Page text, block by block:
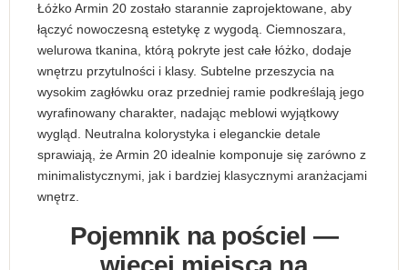
Łóżko Armin 20 zostało starannie zaprojektowane, aby
łączyć nowoczesną estetykę z wygodą. Ciemnoszara,
welurowa tkanina, którą pokryte jest całe łóżko, dodaje
wnętrzu przytulności i klasy. Subtelne przeszycia na
wysokim zagłówku oraz przedniej ramie podkreślają jego
wyrafinowany charakter, nadając meblowi wyjątkowy
wygląd. Neutralna kolorystyka i eleganckie detale
sprawiają, że Armin 20 idealnie komponuje się zarówno z
minimalistycznymi, jak i bardziej klasycznymi aranżacjami
wnętrz.
Pojemnik na pościel —